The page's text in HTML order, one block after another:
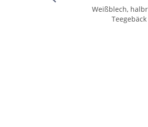
Weißblech,
Teegebäck